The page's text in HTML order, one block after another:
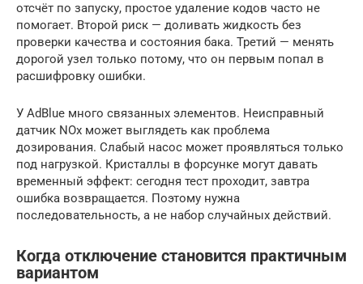
отсчёт по запуску, простое удаление кодов часто не
помогает. Второй риск — доливать жидкость без
проверки качества и состояния бака. Третий — менять
дорогой узел только потому, что он первым попал в
расшифровку ошибки.
У AdBlue много связанных элементов. Неисправный
датчик NOx может выглядеть как проблема
дозирования. Слабый насос может проявляться только
под нагрузкой. Кристаллы в форсунке могут давать
временный эффект: сегодня тест проходит, завтра
ошибка возвращается. Поэтому нужна
последовательность, а не набор случайных действий.
Когда отключение становится практичным
вариантом